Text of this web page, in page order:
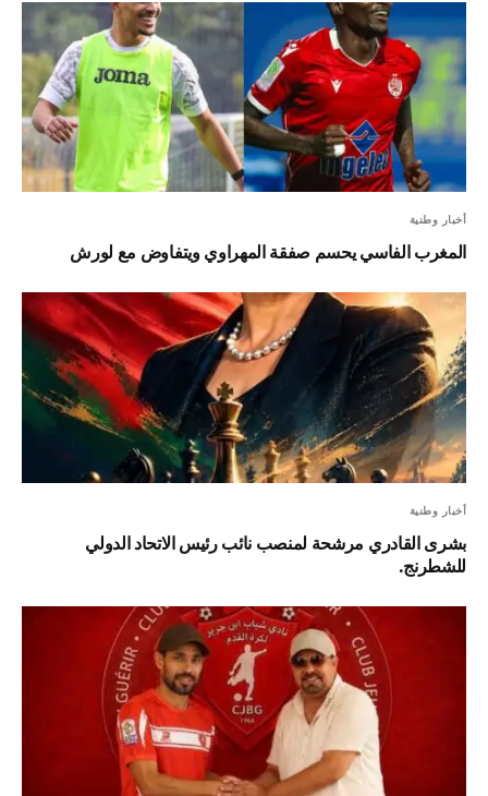
أخبار وطنية
المغرب الفاسي يحسم صفقة المهراوي ويتفاوض مع لورش
أخبار وطنية
بشرى القادري مرشحة لمنصب نائب رئيس الاتحاد الدولي
للشطرنج.